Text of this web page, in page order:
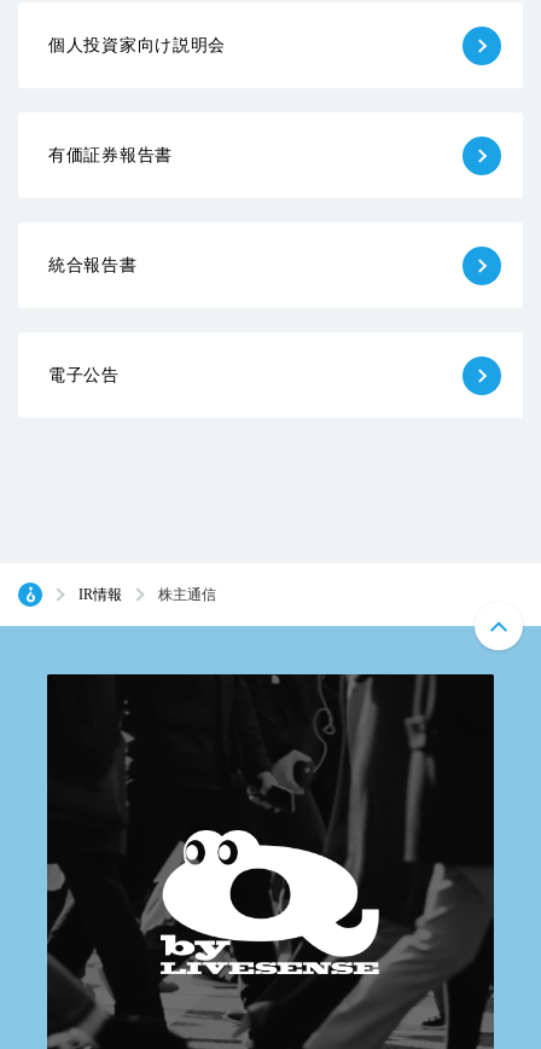
個人投資家向け説明会
有価証券報告書
統合報告書
電子公告
IR情報 株主通信